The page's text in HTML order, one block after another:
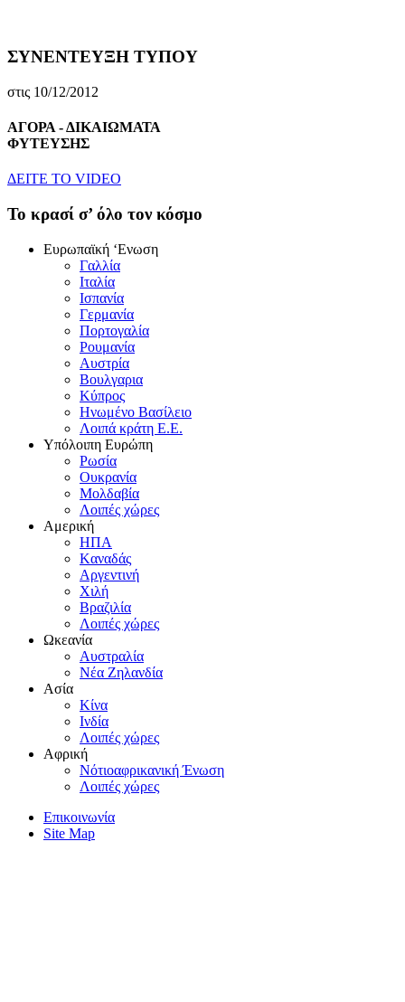
ΣΥΝΕΝΤΕΥΞΗ ΤΥΠΟΥ
στις 10/12/2012
ΑΓΟΡΑ - ΔΙΚΑΙΩΜΑΤΑ
ΦΥΤΕΥΣΗΣ
ΔEITE TO VIDEO
To κρασί σ’ όλο τον κόσμο
Eυρωπαϊκή ‘Eνωση
Γαλλία
Iταλία
Iσπανία
Γερμανία
Πορτογαλία
Pουμανία
Aυστρία
Bουλγαρια
Kύπρος
Hνωμένο Bασίλειο
Λοιπά κράτη E.E.
Yπόλοιπη Eυρώπη
Pωσία
Oυκρανία
Mολδαβία
Λοιπές χώρες
Αμερική
HΠA
Kαναδάς
Aργεντινή
Xιλή
Bραζιλία
Λοιπές χώρες
Ωκεανία
Aυστραλία
Nέα Zηλανδία
Aσία
Kίνα
Iνδία
Λοιπές χώρες
Αφρική
Nότιοαφρικανική Ένωση
Λοιπές χώρες
Επικοινωνία
Site Map